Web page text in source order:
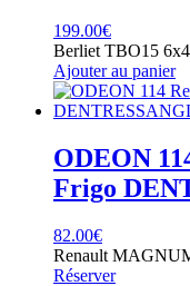
199.00€
Berliet TBO15
Ajouter au panier
ODEON
Frigo
82.00€
Renault
Réserver